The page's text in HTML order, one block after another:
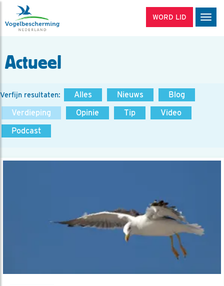
WORD LID
Actueel
Verfijn resultaten: Alles Nieuws
Blog
Verdieping
Opinie Tip
Video
Podcast